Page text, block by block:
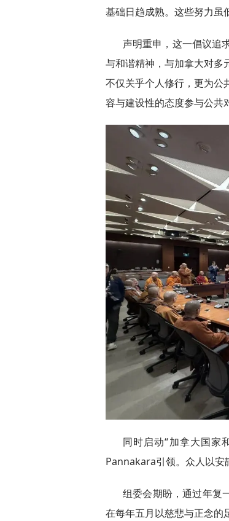
基础日趋成熟。这些努力虽
声明重申，这一倡议追
与和谐精神，与加拿大对多
不仅关乎个人修行，更为公
容与建设性的态度参与公共
同时启动“加拿大国家
Pannakara引领。众人以安
组委会期盼，通过年复
在每年五月以慈悲与正念的